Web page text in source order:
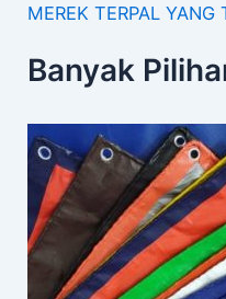
MEREK TERPAL
Banyak